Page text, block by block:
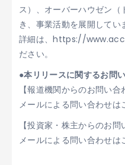
ス）、オーバーハウゼン
き、事業活動を展開してい
詳細は、https://
ださい。
●本リリースに関するお問
【報道機関からのお問い合
メールによる問い合わせは
【投資家・株主からのお問
メールによる問い合わせは